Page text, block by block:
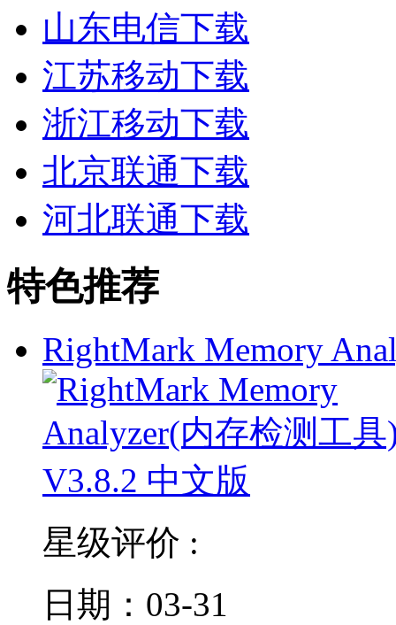
山东电信下载
江苏移动下载
浙江移动下载
北京联通下载
河北联通下载
特色推荐
RightMark Memory
星级评价 :
日期：03-31